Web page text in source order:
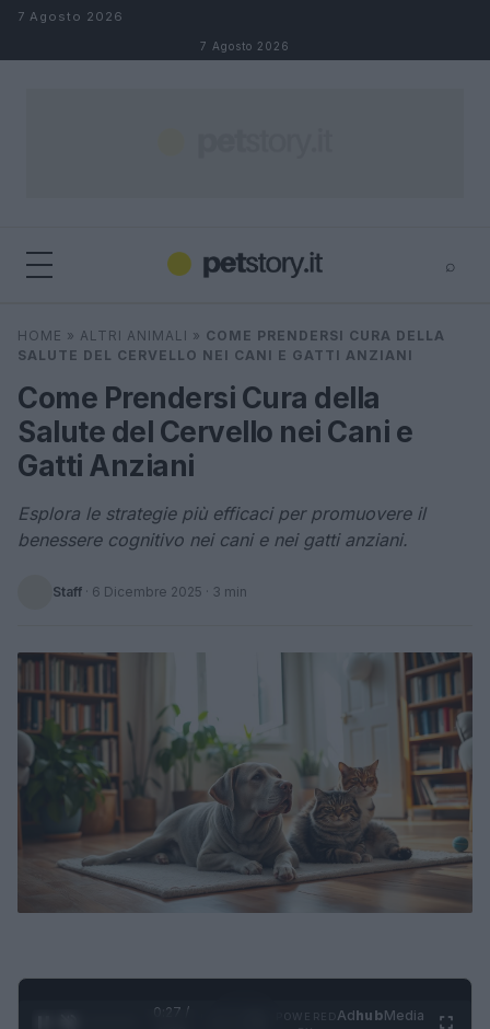
Salta al contenuto
7 Agosto 2026
7 Agosto 2026
⌕
Cerca ⌕
HOME » ALTRI ANIMALI » COME PRENDERSI CURA DELLA
SALUTE DEL CERVELLO NEI CANI E GATTI ANZIANI
Come Prendersi Cura della
Salute del Cervello nei Cani e
Gatti Anziani
Esplora le strategie più efficaci per promuovere il
benessere cognitivo nei cani e nei gatti anziani.
Staff · 6 Dicembre 2025 · 3 min
0:28 /
AdhubMedia